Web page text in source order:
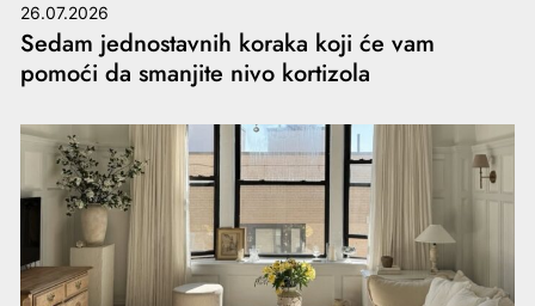
26.07.2026
Sedam jednostavnih koraka koji će vam
pomoći da smanjite nivo kortizola